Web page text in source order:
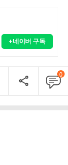
+네이버 구독
0